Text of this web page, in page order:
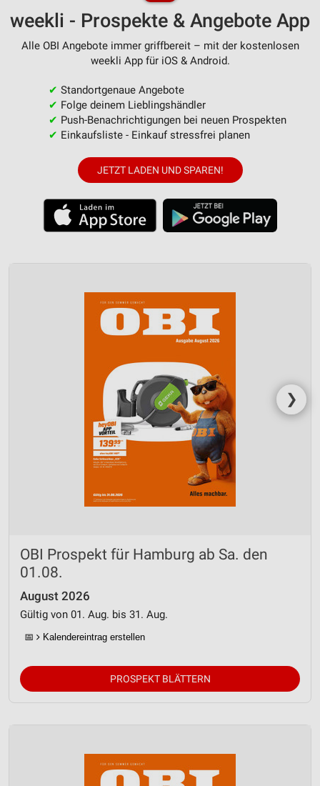
weekli - Prospekte & Angebote App
Alle OBI Angebote immer griffbereit – mit der kostenlosen
weekli App für iOS & Android.
✔ Standortgenaue Angebote
✔ Folge deinem Lieblingshändler
✔ Push-Benachrichtigungen bei neuen Prospekten
✔ Einkaufsliste - Einkauf stressfrei planen
JETZT LADEN UND SPAREN!
❯
OBI Prospekt für Hamburg ab Sa. den
01.08.
August 2026
Gültig von 01. Aug. bis 31. Aug.
📅 Kalendereintrag erstellen
PROSPEKT BLÄTTERN